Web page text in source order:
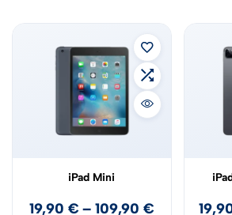
iPad Mini
19,90 € –109,90 €